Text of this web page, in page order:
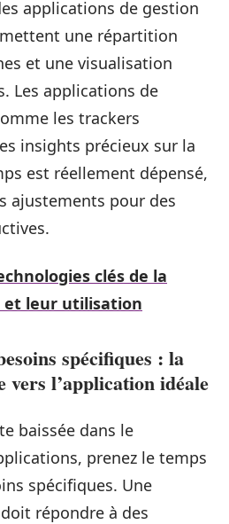
applications de gestion
une répartition
et une visualisation
Les applications de
les trackers
insights précieux sur la
est réellement dépensé,
ajustements pour des
clés de la
leur utilisation
spécifiques : la
vers l’application idéale
baissée dans le
prenez le temps
spécifiques. Une
répondre à des